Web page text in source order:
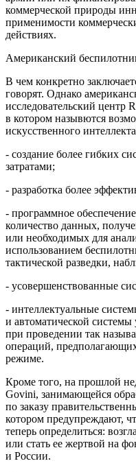
коммерческой природы
применимости
действиях.
Американский
В чем конкретно
говорят. Однако
исследовательский центр
в котором назывются
искусственного
- создание более гибких
затратами;
- разработка более
- программное
количество данных,
или необходимых для
использованием
тактической разведки,
- усовершенствованные
- интеллектуальные
и автоматической
при проведении так
операций,
режиме.
Кроме того, на прошлой
Govini, занимающейся
по заказу
котором предупреждают,
теперь определиться:
или стать ее жертвой на
и России.